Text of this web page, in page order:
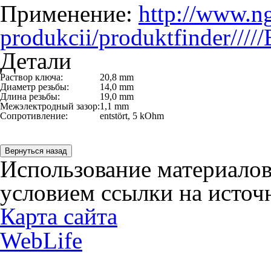
Применение: http://
produkcii/produktfinder/////
Детали
Раствор ключа:
20,8 mm
Диаметр резьбы:
14,0 mm
Длина резьбы:
19,0 mm
Межэлектродный зазор:1,1 mm
Сопротивление:
entstört, 5 kOhm
Использование
условием ссылки на
Карта сайта
WebLife